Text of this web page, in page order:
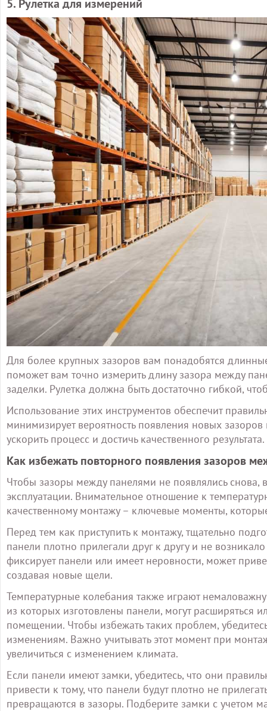
5. Рулетка для измерений
Для более крупных зазоров вам понадобятся
поможет вам точно измерить длину зазора между
заделки. Рулетка должна быть достаточно гибкой,
Использование этих инструментов обеспечит
минимизирует вероятность появления новых
ускорить процесс и достичь качественного результата.
Как избежать повторного появления зазоров
Чтобы зазоры между панелями не появлялись снова,
эксплуатации. Внимательное отношение к
качественному монтажу – ключевые моменты,
Перед тем как приступить к монтажу, тщательно
панели плотно прилегали друг к другу и не
фиксирует панели или имеет неровности, может
создавая новые щели.
Температурные колебания также играют
из которых изготовлены панели, могут расширяться
помещении. Чтобы избежать таких проблем,
изменениям. Важно учитывать этот момент при
увеличиться с изменением климата.
Если панели имеют замки, убедитесь, что они
привести к тому, что панели будут плотно не
превращаются в зазоры. Подберите замки с учетом